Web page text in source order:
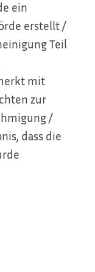
ein
erstellt /
Teil
mit
zur
/
dass die